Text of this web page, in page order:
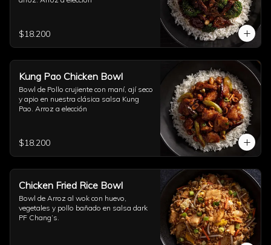
$18.200
Kung Pao Chicken Bowl
Bowl de Pollo crujiente con maní, ají seco
y apio en nuestra clásica salsa Kung
Pao. Arroz a elección
$18.200
Chicken Fried Rice Bowl
Bowl de Arroz al wok con huevo,
vegetales y pollo bañado en salsa dark
PF Chang’s.